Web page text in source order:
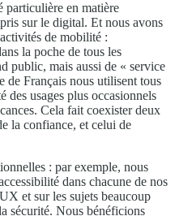
particulière en matière
sur le digital. Et nous avons
de mobilité :
la poche de tous les
public, mais aussi de « service
de Français nous utilisent tous
des usages plus occasionnels
Cela fait coexister deux
la confiance, et celui de
: par exemple, nous
dans chacune de nos
et sur les sujets beaucoup
sécurité. Nous bénéficions